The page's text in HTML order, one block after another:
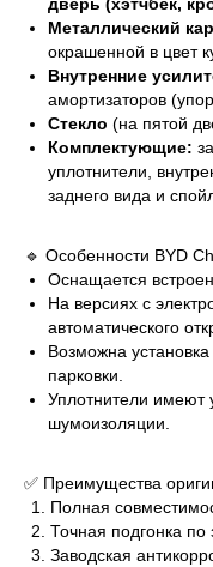
дверь (хэтчбек,
Металлический
окрашенной в цвет
Внутренние
амортизаторов
Стекло (на пятой
Комплектующие:
уплотнители,
заднего вида и
🔹 Особенности BYD
Оснащается
На версиях с
автоматического
Возможна
парковки.
Уплотнители
шумоизоляции.
✅ Преимущества
Полная
Точная подгонка по
Заводская